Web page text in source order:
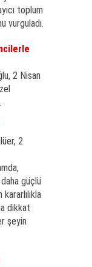
toplum
vurguladı.
2 Nisan
2
güçlü
dikkat
şeyin